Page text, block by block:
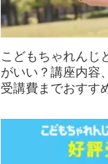
こどもちゃれん
がいい？講座内容
受講費までおすす